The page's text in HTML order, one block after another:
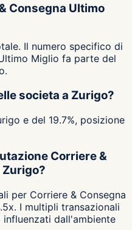
Consegna Ultimo
Il numero specifico di
Miglio fa parte del
societa a Zurigo?
e del 19.7%, posizione
Corriere &
Zurigo?
per Corriere & Consegna
I multipli transazionali
dall'ambiente